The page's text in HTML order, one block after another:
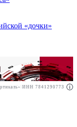
ИНН: 7704835288
«дочки»
ИНН 7841290773